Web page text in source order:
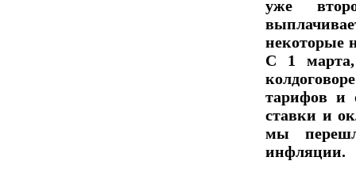
уже
некоторые
С 1
тарифов и
ставки и
мы
инфляции.